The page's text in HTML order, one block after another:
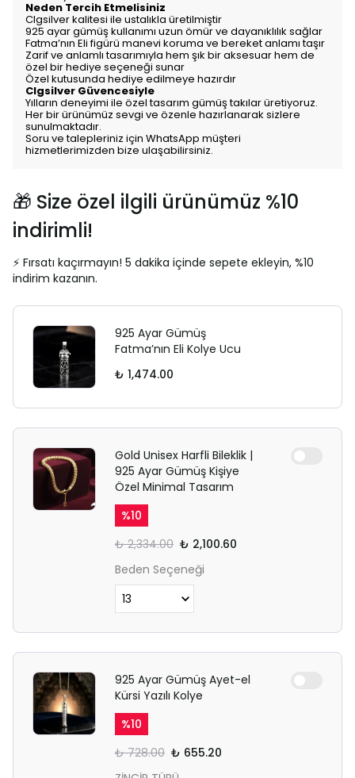
Neden Tercih Etmelisiniz
Clgsilver kalitesi ile ustalıkla üretilmiştir
925 ayar gümüş kullanımı uzun ömür ve dayanıklılık sağlar
Fatma’nın Eli figürü manevi koruma ve bereket anlamı taşır
Zarif ve anlamlı tasarımıyla hem şık bir aksesuar hem de
özel bir hediye seçeneği sunar
Özel kutusunda hediye edilmeye hazırdır
Clgsilver Güvencesiyle
Yılların deneyimi ile özel tasarım gümüş takılar üretiyoruz.
Her bir ürünümüz sevgi ve özenle hazırlanarak sizlere
sunulmaktadır.
Soru ve talepleriniz için WhatsApp müşteri
hizmetlerimizden bize ulaşabilirsiniz.
🎁 Size özel ilgili ürünümüz %10
indirimli!
⚡ Fırsatı kaçırmayın! 5 dakika içinde sepete ekleyin, %10
indirim kazanın.
925 Ayar Gümüş
Fatma’nın Eli Kolye Ucu
₺ 1,474.00
Gold Unisex Harfli Bileklik |
925 Ayar Gümüş Kişiye
Özel Minimal Tasarım
%10
₺ 2,334.00 ₺ 2,100.60
Beden Seçeneği
925 Ayar Gümüş Ayet-el
Kürsi Yazılı Kolye
%10
₺ 728.00 ₺ 655.20